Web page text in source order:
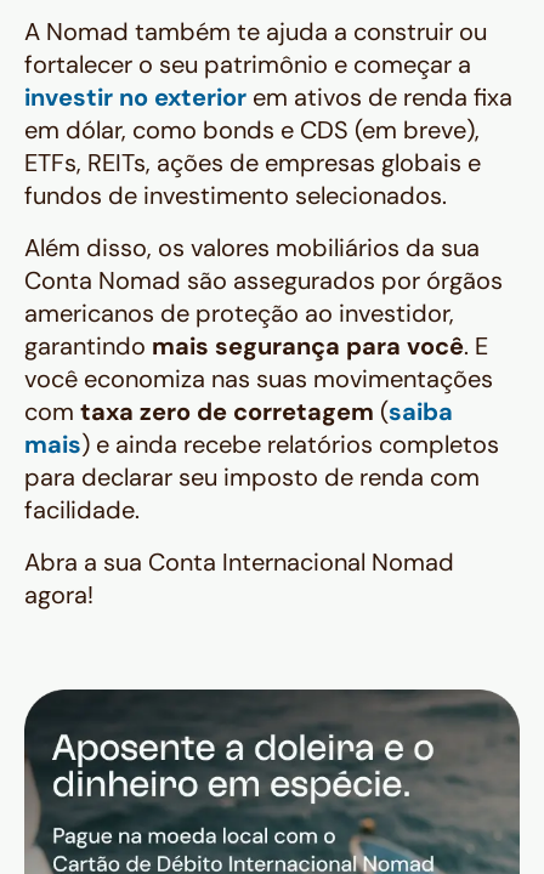
A Nomad também te ajuda a construir ou
fortalecer o seu patrimônio e começar a
investir no exterior em ativos de renda fixa
em dólar, como bonds e CDS (em breve),
ETFs, REITs, ações de empresas globais e
fundos de investimento selecionados.
Além disso, os valores mobiliários da sua
Conta Nomad são assegurados por órgãos
americanos de proteção ao investidor,
garantindo mais segurança para você. E
você economiza nas suas movimentações
com taxa zero de corretagem (saiba
mais) e ainda recebe relatórios completos
para declarar seu imposto de renda com
facilidade.
Abra a sua Conta Internacional Nomad
agora!